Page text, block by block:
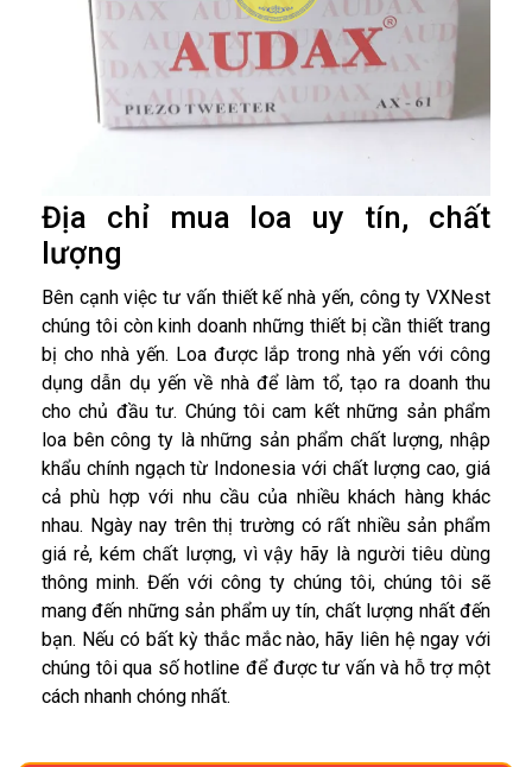
Địa chỉ mua loa uy tín, chất
lượng
Bên cạnh việc tư vấn thiết kế nhà yến, công ty VXNest
chúng tôi còn kinh doanh những thiết bị cần thiết trang
bị cho nhà yến. Loa được lắp trong nhà yến với công
dụng dẫn dụ yến về nhà để làm tổ, tạo ra doanh thu
cho chủ đầu tư. Chúng tôi cam kết những sản phẩm
loa bên công ty là những sản phẩm chất lượng, nhập
khẩu chính ngạch từ Indonesia với chất lượng cao, giá
cả phù hợp với nhu cầu của nhiều khách hàng khác
nhau. Ngày nay trên thị trường có rất nhiều sản phẩm
giá rẻ, kém chất lượng, vì vậy hãy là người tiêu dùng
thông minh. Đến với công ty chúng tôi, chúng tôi sẽ
mang đến những sản phẩm uy tín, chất lượng nhất đến
bạn. Nếu có bất kỳ thắc mắc nào, hãy liên hệ ngay với
chúng tôi qua số hotline để được tư vấn và hỗ trợ một
cách nhanh chóng nhất.